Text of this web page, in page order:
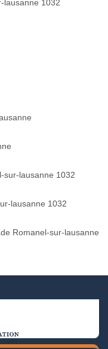
lausanne 1032
sur-lausanne 1032
lausanne 1032
Romanel-sur-lausanne